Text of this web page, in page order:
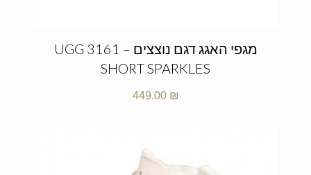
מגפי האגג דגם נוצצים – UGG 3161
SHORT SPARKLES
449.00 ₪